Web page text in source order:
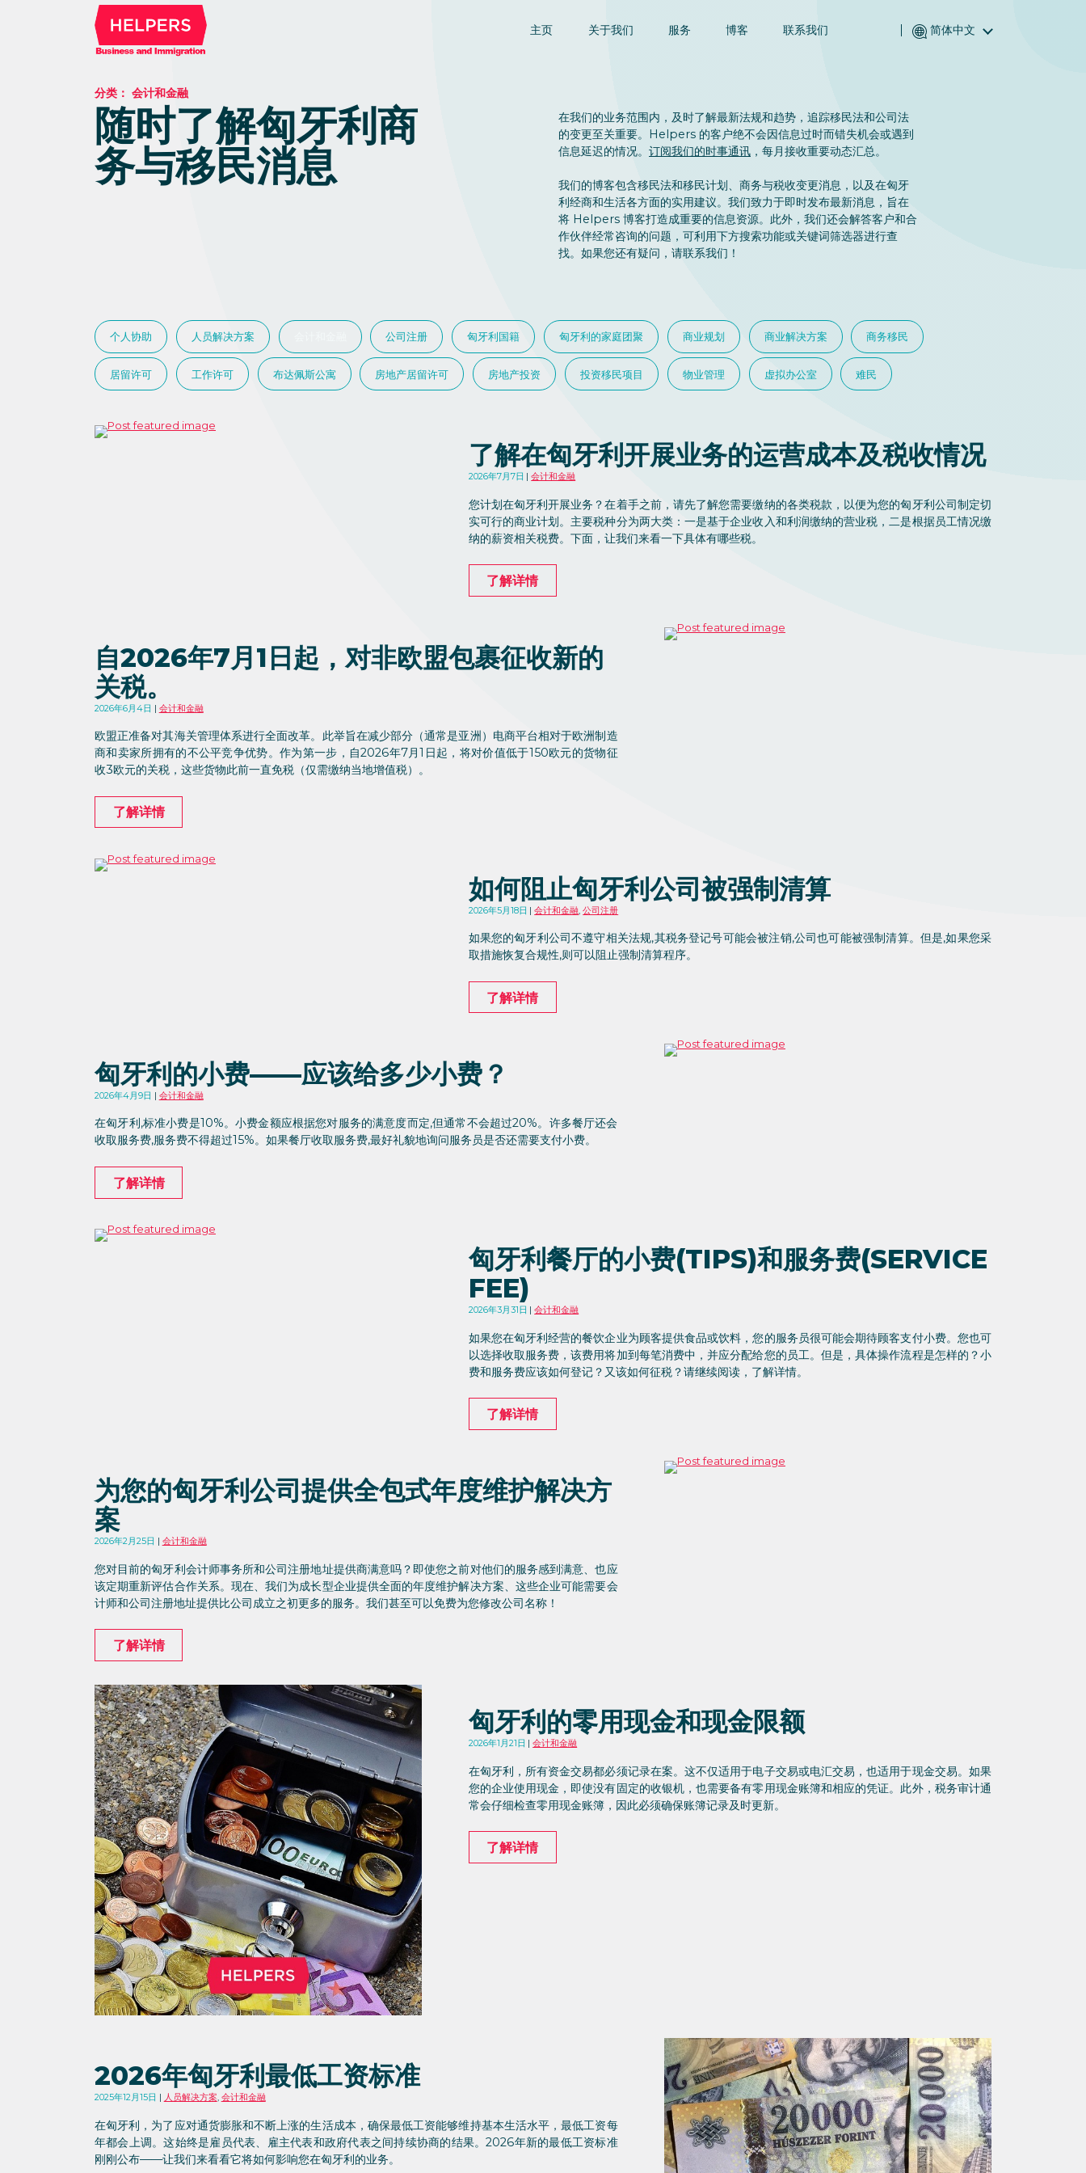
主页 关于我们 服务 博客 联系我们 简体中文
Español (西班牙语)
Türkçe (土耳其语)
分类： 会计和金融
随时了解匈牙利商
务与移民消息
在我们的业务范围内，及时了解最新法规和趋势，追踪移民法和公司法
的变更至关重要。Helpers 的客户绝不会因信息过时而错失机会或遇到
信息延迟的情况。 订阅我们的时事通讯 ，每月接收重要动态汇总。
我们的博客包含移民法和移民计划、商务与税收变更消息，以及在匈牙
利经商和生活各方面的实用建议。我们致力于即时发布最新消息，旨在
将 Helpers 博客打造成重要的信息资源。此外，我们还会解答客户和合
作伙伴经常咨询的问题，可利用下方搜索功能或关键词筛选器进行查
找。如果您还有疑问，请联系我们！
个人协助 人员解决方案 公司注册 匈牙利国籍 匈牙利的家庭团聚 商业规划 商业解决方案 商务移民
居留许可 工作许可 布达佩斯公寓 房地产居留许可 房地产投资 投资移民项目 物业管理 虚拟办公室 难民
了解在匈牙利开展业务的运营成本及税收情况
2026年7月7日 会计和金融
您计划在匈牙利开展业务？在着手之前，请先了解您需要缴纳的各类税款，以便为您的匈牙利公司制定切
实可行的商业计划。主要税种分为两大类：一是基于企业收入和利润缴纳的营业税，二是根据员工情况缴
纳的薪资相关税费。下面，让我们来看一下具体有哪些税。
了解详情
自2026年7月1日起，对非欧盟包裹征收新的
关税。
2026年6月4日 会计和金融
欧盟正准备对其海关管理体系进行全面改革。此举旨在减少部分（通常是亚洲）电商平台相对于欧洲制造
商和卖家所拥有的不公平竞争优势。作为第一步，自2026年7月1日起，将对价值低于150欧元的货物征
收3欧元的关税，这些货物此前一直免税（仅需缴纳当地增值税）。
了解详情
如何阻止匈牙利公司被强制清算
2026年5月18日 会计和金融,公司注册
如果您的匈牙利公司不遵守相关法规,其税务登记号可能会被注销,公司也可能被强制清算。但是,如果您采
取措施恢复合规性,则可以阻止强制清算程序。
了解详情
匈牙利的小费——应该给多少小费？
2026年4月9日 会计和金融
在匈牙利,标准小费是10%。小费金额应根据您对服务的满意度而定,但通常不会超过20%。许多餐厅还会
收取服务费,服务费不得超过15%。如果餐厅收取服务费,最好礼貌地询问服务员是否还需要支付小费。
了解详情
匈牙利餐厅的小费(TIPS)和服务费(SERVICE
FEE)
2026年3月31日 会计和金融
如果您在匈牙利经营的餐饮企业为顾客提供食品或饮料，您的服务员很可能会期待顾客支付小费。您也可
以选择收取服务费，该费用将加到每笔消费中，并应分配给您的员工。但是，具体操作流程是怎样的？小
费和服务费应该如何登记？又该如何征税？请继续阅读，了解详情。
了解详情
为您的匈牙利公司提供全包式年度维护解决方
案
2026年2月25日 会计和金融
您对目前的匈牙利会计师事务所和公司注册地址提供商满意吗？即使您之前对他们的服务感到满意、也应
该定期重新评估合作关系。现在、我们为成长型企业提供全面的年度维护解决方案、这些企业可能需要会
计师和公司注册地址提供比公司成立之初更多的服务。我们甚至可以免费为您修改公司名称！
了解详情
匈牙利的零用现金和现金限额
2026年1月21日 会计和金融
在匈牙利，所有资金交易都必须记录在案。这不仅适用于电子交易或电汇交易，也适用于现金交易。如果
您的企业使用现金，即使没有固定的收银机，也需要备有零用现金账簿和相应的凭证。此外，税务审计通
常会仔细检查零用现金账簿，因此必须确保账簿记录及时更新。
了解详情
2026年匈牙利最低工资标准
2025年12月15日 人员解决方案, 会计和金融
在匈牙利，为了应对通货膨胀和不断上涨的生活成本，确保最低工资能够维持基本生活水平，最低工资每
年都会上调。这始终是雇员代表、雇主代表和政府代表之间持续协商的结果。2026年新的最低工资标准
刚刚公布——让我们来看看它将如何影响您在匈牙利的业务。